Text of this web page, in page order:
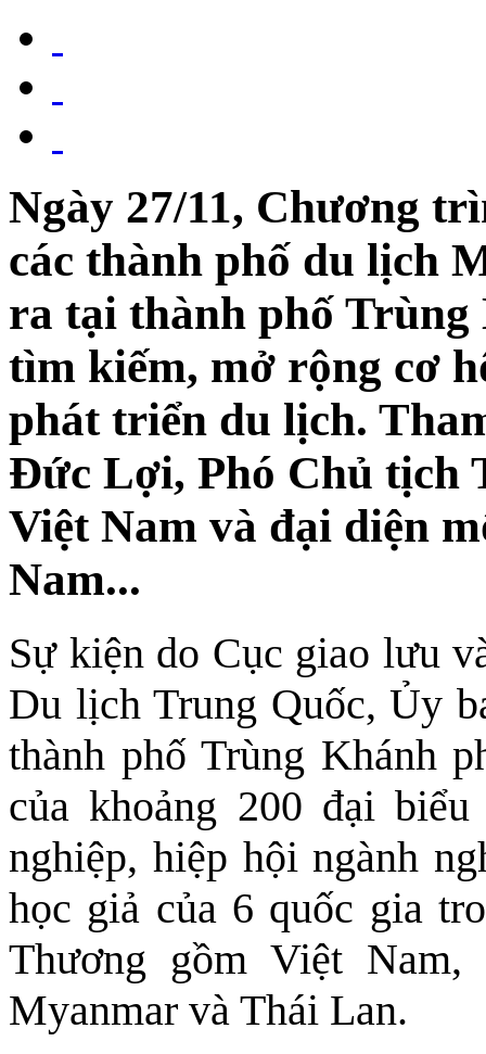
Ngày 27/11, Chương
các thành phố du lịch
ra tại thành phố
tìm kiếm, mở rộng cơ
phát triển du lịch.
Đức Lợi, Phó Chủ tịch
Việt Nam và đại diện
Nam...
Sự kiện do Cục giao lưu
Du lịch Trung Quốc, Ủy
thành phố Trùng Khánh
của khoảng 200 đại
nghiệp, hiệp hội ngành
học giả của 6 quốc gia
Thương gồm Việt Nam,
Myanmar và Thái Lan.